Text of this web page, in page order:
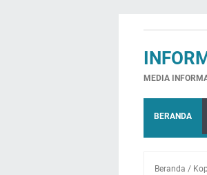
MEDIA
BERANDA
Beranda /